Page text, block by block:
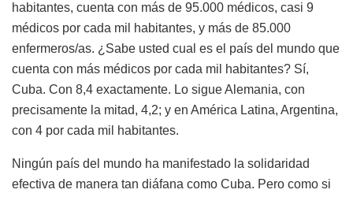
habitantes, cuenta con más de 95.000 médicos, casi 9
médicos por cada mil habitantes, y más de 85.000
enfermeros/as. ¿Sabe usted cual es el país del mundo que
cuenta con más médicos por cada mil habitantes? Sí,
Cuba. Con 8,4 exactamente. Lo sigue Alemania, con
precisamente la mitad, 4,2; y en América Latina, Argentina,
con 4 por cada mil habitantes.
Ningún país del mundo ha manifestado la solidaridad
efectiva de manera tan diáfana como Cuba. Pero como si